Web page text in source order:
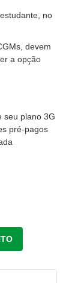
no
devem
a opção
seu plano 3G
pré-pagos